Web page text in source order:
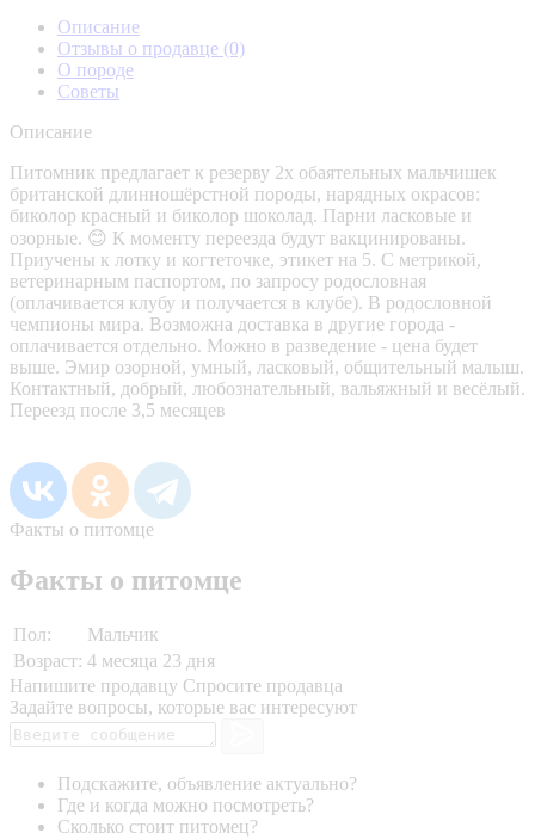
Описание
Отзывы о продавце (0)
О породе
Советы
Описание
Питомник предлагает к резерву 2х обаятельных мальчишек
британской длинношёрстной породы, нарядных окрасов:
биколор красный и биколор шоколад. Парни ласковые и
озорные. 😊 К моменту переезда будут вакцинированы.
Приучены к лотку и когтеточке, этикет на 5. С метрикой,
ветеринарным паспортом, по запросу родословная
(оплачивается клубу и получается в клубе). В родословной
чемпионы мира. Возможна доставка в другие города -
оплачивается отдельно. Можно в разведение - цена будет
выше. Эмир озорной, умный, ласковый, общительный малыш.
Контактный, добрый, любознательный, вальяжный и весёлый.
Переезд после 3,5 месяцев
Факты о питомце
Факты о питомце
Пол:
Мальчик
Возраст: 4 месяца 23 дня
Напишите продавцу Спросите продавца
Задайте вопросы, которые вас интересуют
Подскажите, объявление актуально?
Где и когда можно посмотреть?
Сколько стоит питомец?